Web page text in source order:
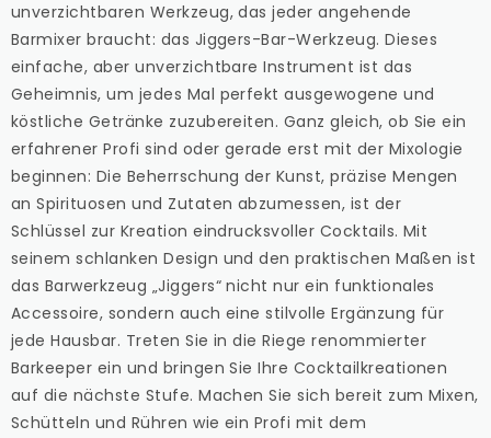
unverzichtbaren Werkzeug, das jeder angehende
Barmixer braucht: das Jiggers-Bar-Werkzeug. Dieses
einfache, aber unverzichtbare Instrument ist das
Geheimnis, um jedes Mal perfekt ausgewogene und
köstliche Getränke zuzubereiten. Ganz gleich, ob Sie ein
erfahrener Profi sind oder gerade erst mit der Mixologie
beginnen: Die Beherrschung der Kunst, präzise Mengen
an Spirituosen und Zutaten abzumessen, ist der
Schlüssel zur Kreation eindrucksvoller Cocktails. Mit
seinem schlanken Design und den praktischen Maßen ist
das Barwerkzeug „Jiggers“ nicht nur ein funktionales
Accessoire, sondern auch eine stilvolle Ergänzung für
jede Hausbar. Treten Sie in die Riege renommierter
Barkeeper ein und bringen Sie Ihre Cocktailkreationen
auf die nächste Stufe. Machen Sie sich bereit zum Mixen,
Schütteln und Rühren wie ein Profi mit dem